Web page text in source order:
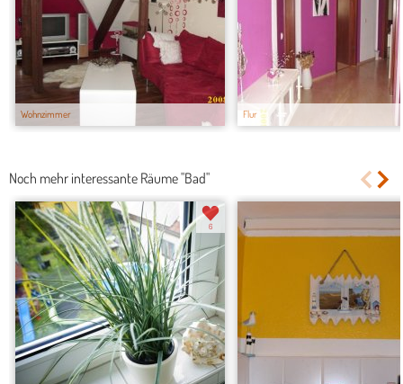
Wohnzimmer Flur
Noch mehr interessante Räume "Bad"
6